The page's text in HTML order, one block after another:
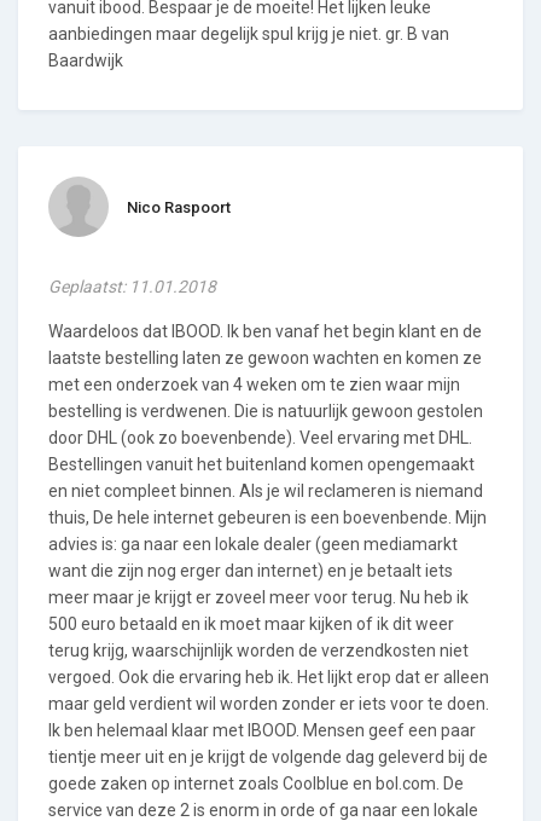
vanuit ibood. Bespaar je de moeite! Het lijken leuke
aanbiedingen maar degelijk spul krijg je niet. gr. B van
Baardwijk
Nico Raspoort
Geplaatst: 11.01.2018
Waardeloos dat IBOOD. Ik ben vanaf het begin klant en de
laatste bestelling laten ze gewoon wachten en komen ze
met een onderzoek van 4 weken om te zien waar mijn
bestelling is verdwenen. Die is natuurlijk gewoon gestolen
door DHL (ook zo boevenbende). Veel ervaring met DHL.
Bestellingen vanuit het buitenland komen opengemaakt
en niet compleet binnen. Als je wil reclameren is niemand
thuis, De hele internet gebeuren is een boevenbende. Mijn
advies is: ga naar een lokale dealer (geen mediamarkt
want die zijn nog erger dan internet) en je betaalt iets
meer maar je krijgt er zoveel meer voor terug. Nu heb ik
500 euro betaald en ik moet maar kijken of ik dit weer
terug krijg, waarschijnlijk worden de verzendkosten niet
vergoed. Ook die ervaring heb ik. Het lijkt erop dat er alleen
maar geld verdient wil worden zonder er iets voor te doen.
Ik ben helemaal klaar met IBOOD. Mensen geef een paar
tientje meer uit en je krijgt de volgende dag geleverd bij de
goede zaken op internet zoals Coolblue en bol.com. De
service van deze 2 is enorm in orde of ga naar een lokale